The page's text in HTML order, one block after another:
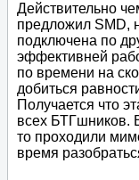
Действительно
предложил SMD,
подключена по
эффективней
по времени на
добиться
Получается что
всех БТГшников.
то проходили
время